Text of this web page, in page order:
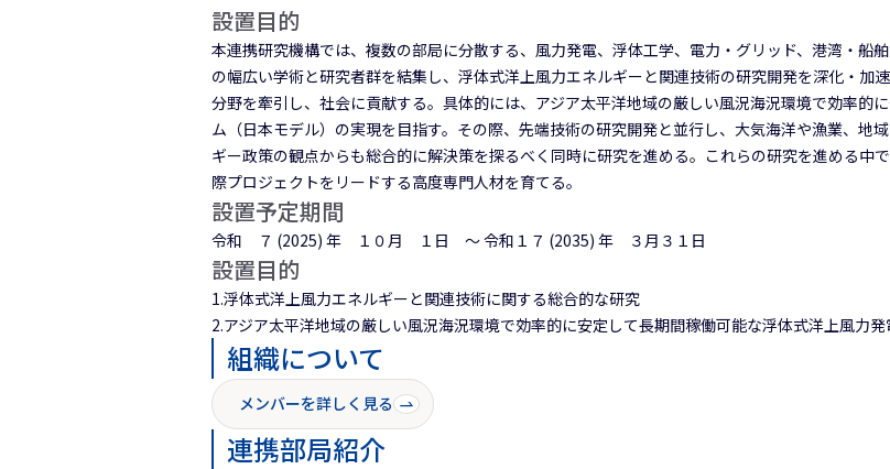
設置目的
本連携研究機構では、複数の部局に分散する、風力発電、浮体工学、電力・グリッド、港湾・船
の幅広い学術と研究者群を結集し、浮体式洋上風力エネルギーと関連技術の研究開発を深化・加
分野を牽引し、社会に貢献する。具体的には、アジア太平洋地域の厳しい風況海況環境で効率的
ム（日本モデル）の実現を目指す。その際、先端技術の研究開発と並行し、大気海洋や漁業、地
ギー政策の観点からも総合的に解決策を探るべく同時に研究を進める。これらの研究を進める中
際プロジェクトをリードする高度専門人材を育てる。
設置予定期間
令和 ７ (2025) 年 １０月 １日 ～ 令和１７ (2035) 年 ３月３１日
設置目的
1.浮体式洋上風力エネルギーと関連技術に関する総合的な研究
2.アジア太平洋地域の厳しい風況海況環境で効率的に安定して長期間稼働可能な浮体式洋上風力
組織について
メンバーを詳しく見る
連携部局紹介